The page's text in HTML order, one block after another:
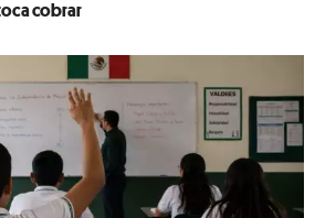
cobrar